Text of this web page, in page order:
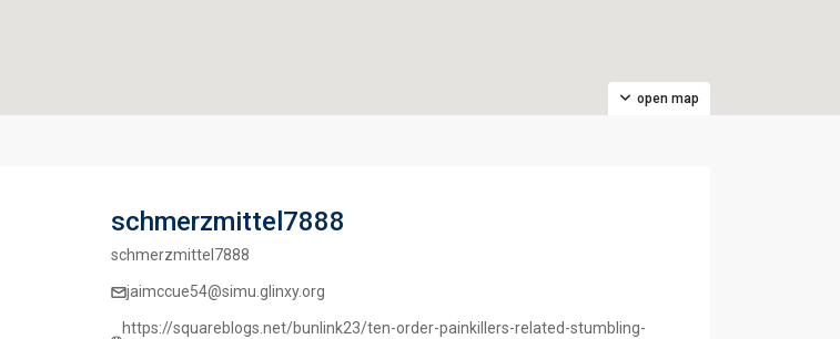
open map
schmerzmittel7888
schmerzmittel7888
jaimccue54@simu.glinxy.org
https://squareblogs.net/bunlink23/ten-order-painkillers-related-stumbling-